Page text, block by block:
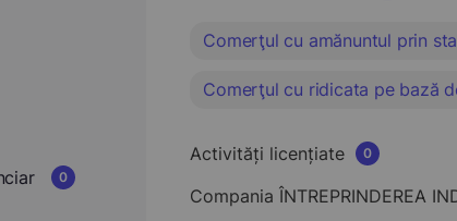
0
Comerţul cu amănuntul prin
Comerţul cu ridicata pe bază
Activități licențiate 0
Compania ÎNTREPRINDEREA